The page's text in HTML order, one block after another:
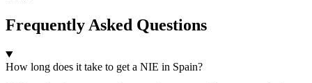
Frequently Asked Questions
How long does it take to get a NIE in Spain?